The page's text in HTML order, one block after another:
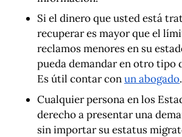
Si el dinero que usted está
recuperar es mayor que el
reclamos menores en su
pueda demandar en otro tipo
Es útil contar conun abogado.
Cualquier persona en los
derecho a presentar una
sin importar su estatus